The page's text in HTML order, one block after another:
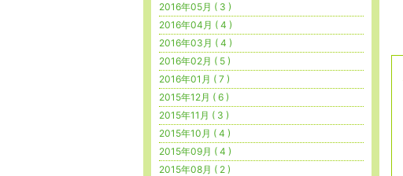
2016年05月 ( 3 )
2016年04月 ( 4 )
2016年03月 ( 4 )
2016年02月 ( 5 )
2016年01月 ( 7 )
2015年12月 ( 6 )
2015年11月 ( 3 )
2015年10月 ( 4 )
2015年09月 ( 4 )
2015年08月 ( 2 )